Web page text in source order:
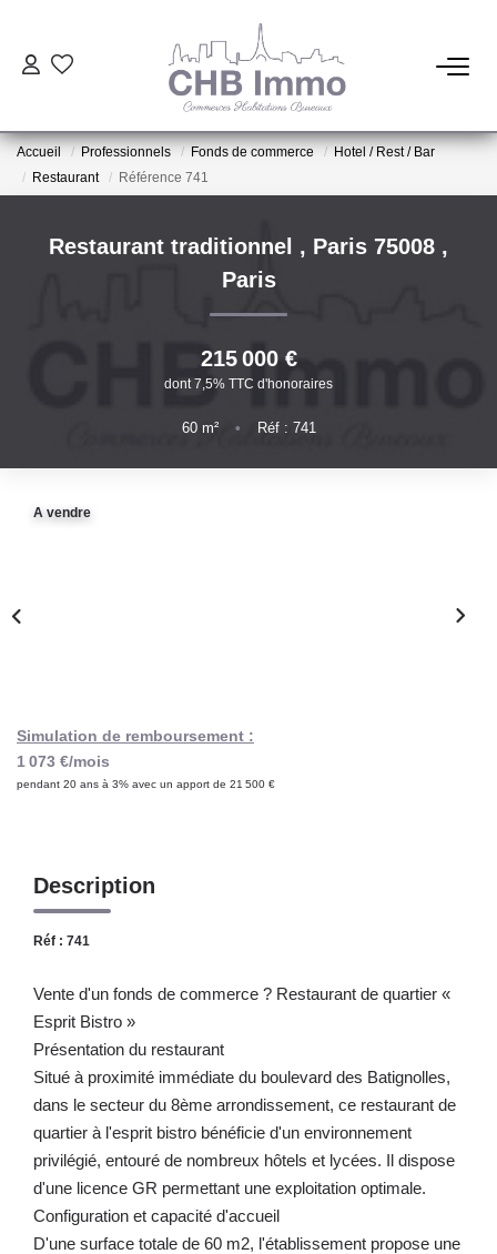
ESTIMATION
HABITATION
CESSIONS DE FONDS
LOCATIONS
GESTION
Accueil Professionnels Fonds de commerce
Hotel / Rest / Bar
Restaurant
Référence 741
Restaurant traditionnel , Paris 75008 ,
Paris
215 000 €
dont 7,5% TTC d'honoraires
60m² • Réf : 741
A vendre
Simulation de remboursement :
1 073 €/mois
pendant 20 ans à 3% avec un apport de 21 500 €
Description
Réf : 741
Vente d'un fonds de commerce ? Restaurant de quartier «
Esprit Bistro »
Présentation du restaurant
Situé à proximité immédiate du boulevard des Batignolles,
dans le secteur du 8ème arrondissement, ce restaurant de
quartier à l'esprit bistro bénéficie d'un environnement
privilégié, entouré de nombreux hôtels et lycées. Il dispose
d'une licence GR permettant une exploitation optimale.
Configuration et capacité d'accueil
D'une surface totale de 60 m2, l'établissement propose une